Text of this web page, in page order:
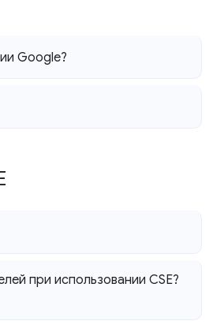
Google?
при использовании CSE?